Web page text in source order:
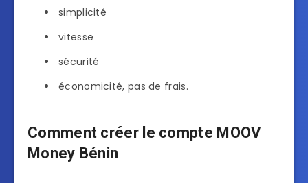
simplicité
vitesse
sécurité
économicité, pas de frais.
Comment créer le compte MOOV
Money Bénin